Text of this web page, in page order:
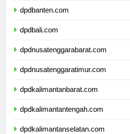
dpdbanten.com
dpdbali.com
dpdnusatenggarabarat.com
dpdnusatenggaratimur.com
dpdkalimantanbarat.com
dpdkalimantantengah.com
dpdkalimantanselatan.com